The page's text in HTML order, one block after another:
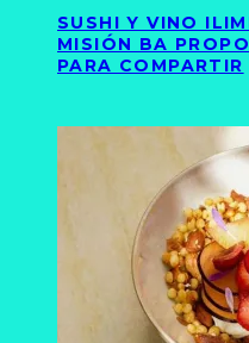
SUSHI Y VINO
MISIÓN BA
PARA COMPARTIR